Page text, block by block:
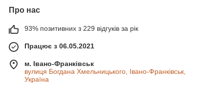
Про нас
93% позитивних з 229 відгуків за рік
Працює з 06.05.2021
м. Івано-Франківськ
вулиця Богдана Хмельницького, Івано-Франківськ,
Україна